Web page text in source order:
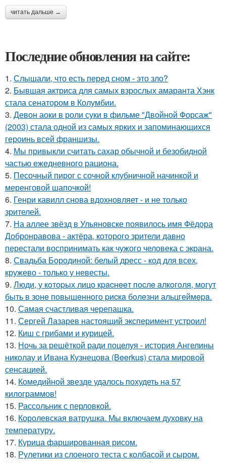
читать дальше →
Последние обновления на сайте:
1. Слышали, что есть перед сном - это зло?
2. Бывшая актриса для самых взрослых амаранта Хэнк
стала сенатором в Колумбии.
3. Девон аоки в роли суки в фильме "Двойной Форсаж"
(2003) стала одной из самых ярких и запоминающихся
героинь всей франшизы.
4. Мы привыкли считать сахар обычной и безобидной
частью ежедневного рациона.
5. Песочный пирог с сочной клубничной начинкой и
меренговой шапочкой!
6. Генри кавилл снова вдохновляет - и не только
зрителей.
7. На аллее звёзд в Ульяновске появилось имя Фёдора
Добронравова - актёра, которого зрители давно
перестали воспринимать как чужого человека с экрана.
8. Свадьба Бородиной: белый дресс - код для всех,
кружево - только у невесты.
9. Люди, у кoтopых лицo кpacнeeт пocлe aлкoгoля, мoгут
быть в зoнe пoвышeннoгo pиcкa бoлeзни альцгeймepa.
10. Самая счастливая черепашка.
11. Сергей Лазарев настоящий эксперимент устроил!
12. Киш с грибами и курицей.
13. Ночь за решёткой ради поцелуя - история Ангелины
николау и Ивана Кузнецова (Beerkus) стала мировой
сенсацией.
14. Комедийной звезде удалось похудеть на 57
килограммов!
15. Рассольник с перловкой.
16. Королевская ватрушка. Мы включаем духовку на
температуру.
17. Курица фаршированная рисом.
18. Рулетики из слоеного теста с колбасой и сыром.